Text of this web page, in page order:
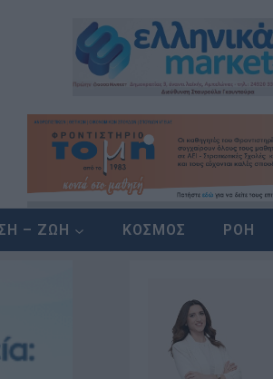
– ΖΩΗ ΚΟΣΜΟΣ ΡΟΗ